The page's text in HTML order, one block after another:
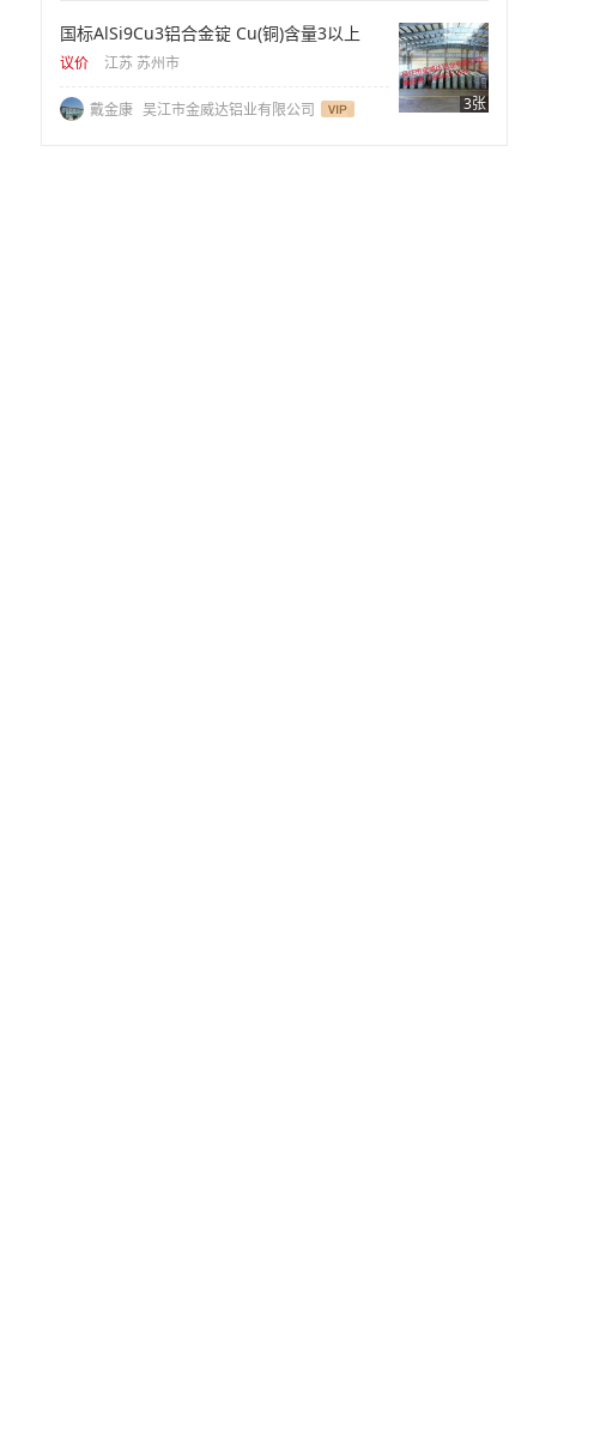
国标AlSi9Cu3铝合金锭 Cu(铜)含量3以上
议价 江苏 苏州市
戴金康 吴江市金威达铝业有限公司 3张